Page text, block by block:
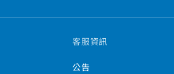
客服資訊
公告